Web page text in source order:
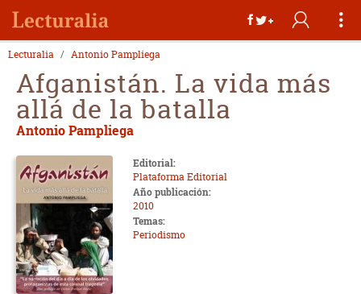
Lecturalia Antonio Pampliega
Afganistán. La vida más
allá de la batalla
Antonio Pampliega
Editorial:
Plataforma Editorial
Año publicación:
2010
Temas:
Periodismo